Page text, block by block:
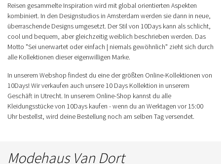
Reisen gesammelte Inspiration wird mit global orientierten Aspekten
kombiniert. In den Designstudios in Amsterdam werden sie dann in neue,
überraschende Designs umgesetzt. Der Stil von 10Days kann als schlicht,
cool und bequem, aber gleichzeitig weiblich beschrieben werden. Das
Motto "Sei unerwartet oder einfach | niemals gewöhnlich" zieht sich durch
alle Kollektionen dieser eigenwilligen Marke.
In unserem Webshop findest du eine der größten Online-Kollektionen von
10Days! Wir verkaufen auch unsere 10 Days Kollektion in unserem
Geschäft in Utrecht. In unserem Online-Shop kannst du alle
Kleidungsstücke von 10Days kaufen - wenn du an Werktagen vor 15:00
Uhr bestellst, wird deine Bestellung noch am selben Tag versendet.
Modehaus Van Dort